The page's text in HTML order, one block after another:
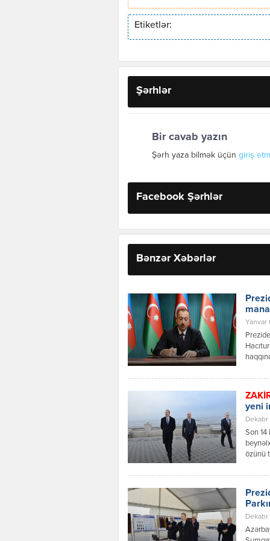
Etiketlər:
Şərhlər
Bir cavab yazın
Şərh yaza bilmək üçün giriş
Facebook Şərhlər
Bənzər Xəbərlər
Yanvar
dövlət
tikintisi
[…]
yeni
Dekabr
Son
özünü
Dekabr